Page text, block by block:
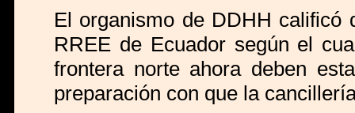
El organismo de DDHH calificó
RREE de Ecuador según el
frontera norte ahora deben
preparación con que la